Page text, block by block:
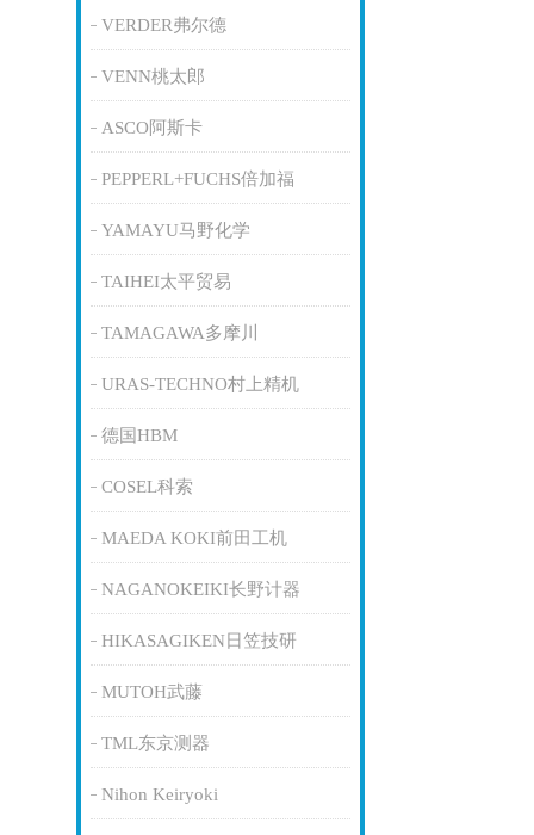
VERDER弗尔德
VENN桃太郎
ASCO阿斯卡
PEPPERL+FUCHS倍加福
YAMAYU马野化学
TAIHEI太平贸易
TAMAGAWA多摩川
URAS-TECHNO村上精机
德国HBM
COSEL科索
MAEDA KOKI前田工机
NAGANOKEIKI长野计器
HIKASAGIKEN日笠技研
MUTOH武藤
TML东京测器
Nihon Keiryoki